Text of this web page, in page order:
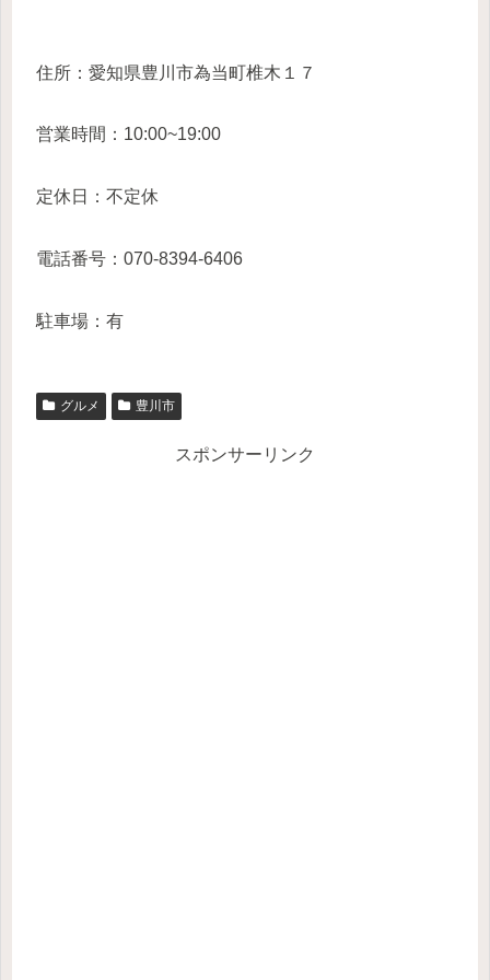
住所：愛知県豊川市為当町椎木１７
営業時間：10:00~19:00
定休日：不定休
電話番号：070-8394-6406
駐車場：有
グルメ 豊川市
スポンサーリンク